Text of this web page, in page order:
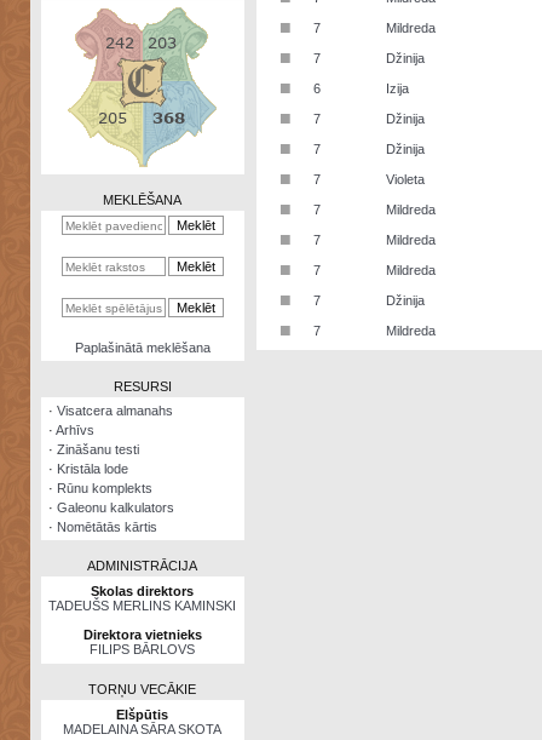
Zināšanu
kalkulators
Nomētātās
MEKLĒŠANA
Paplašinātā meklēšana
RESURSI
· Visatcera almanahs
· Arhīvs
· Zināšanu testi
· Kristāla lode
· Rūnu komplekts
· Galeonu kalkulators
· Nomētātās kārtis
ADMINISTRĀCIJA
Skolas direktors
TADEUŠS MERLINS KAMINSKI
Direktora vietnieks
FILIPS BĀRLOVS
TORŅU VECĀKIE
Elšpūtis
MADELAINA SĀRA SKOTA
■ 7 Mildreda
■ 7 Džinija
■ 6 Izija
■ 7 Džinija
■ 7 Džinija
■ 7 Violeta
■ 7 Mildreda
■ 7 Mildreda
■ 7 Mildreda
■ 7 Džinija
■ 7 Mildreda